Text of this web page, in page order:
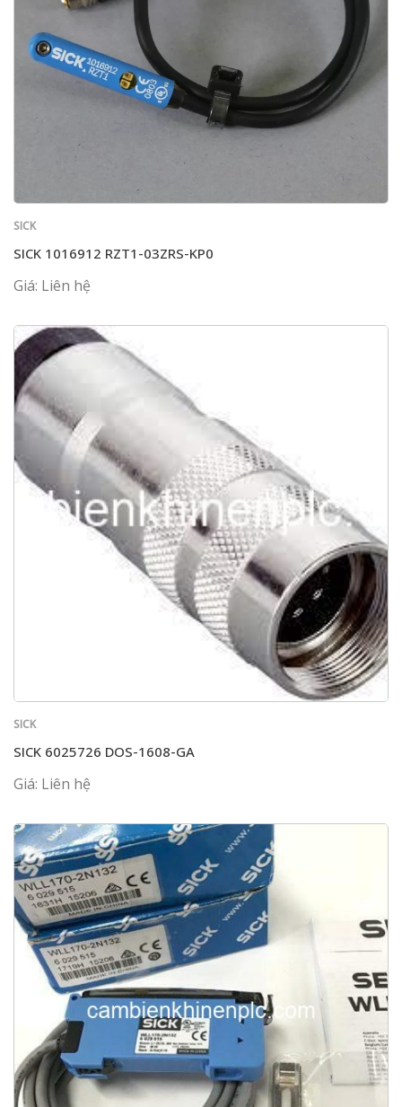
SICK
SICK 1016912 RZT1-03ZRS-KP0
Giá: Liên hệ
SICK
SICK 6025726 DOS-1608-GA
Giá: Liên hệ